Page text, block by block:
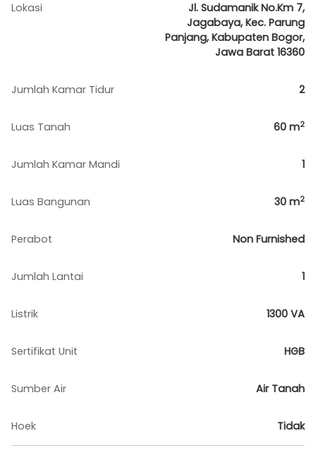
Lokasi
Jl. Sudamanik No.Km 7,
Jagabaya, Kec. Parung
Panjang, Kabupaten Bogor,
Jawa Barat 16360
Jumlah Kamar Tidur 2
Luas Tanah 60 m2
Jumlah Kamar Mandi 1
Luas Bangunan 30 m2
Perabot Non Furnished
Jumlah Lantai 1
Listrik 1300 VA
Sertifikat Unit HGB
Sumber Air Air Tanah
Hoek Tidak